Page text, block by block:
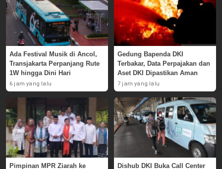
Ada Festival Musik di Ancol,
Transjakarta Perpanjang Rute
1W hingga Dini Hari
6 jam yang lalu
Gedung Bapenda DKI
Terbakar, Data Perpajakan dan
Aset DKI Dipastikan Aman
7 jam yang lalu
Pimpinan MPR Ziarah ke
Dishub DKI Buka Call Center